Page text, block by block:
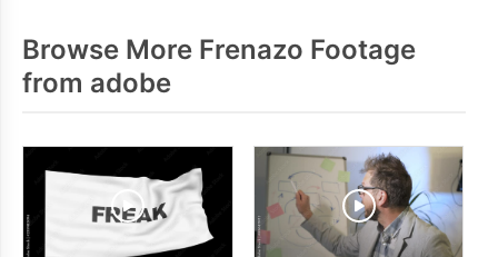
Browse More Frenazo Footage
from adobe